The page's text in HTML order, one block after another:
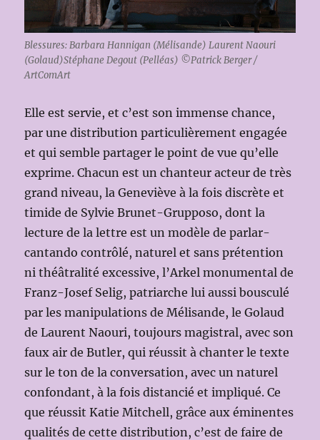
Blessures: Barbara Hannigan (Mélisande) Laurent Naouri
(Golaud)Stéphane Degout (Pelléas) ©Patrick Berger /
ArtComArt
Elle est servie, et c’est son immense chance,
par une distribution particulièrement engagée
et qui semble partager le point de vue qu’elle
exprime. Chacun est un chanteur acteur de très
grand niveau, la Geneviève à la fois discrète et
timide de Sylvie Brunet-Grupposo, dont la
lecture de la lettre est un modèle de parlar-
cantando contrôlé, naturel et sans prétention
ni théâtralité excessive, l’Arkel monumental de
Franz-Josef Selig, patriarche lui aussi bousculé
par les manipulations de Mélisande, le Golaud
de Laurent Naouri, toujours magistral, avec son
faux air de Butler, qui réussit à chanter le texte
sur le ton de la conversation, avec un naturel
confondant, à la fois distancié et impliqué. Ce
que réussit Katie Mitchell, grâce aux éminentes
qualités de cette distribution, c’est de faire de